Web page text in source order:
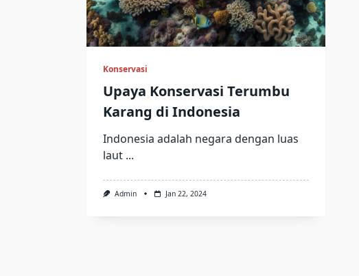
Konservasi
Upaya Konservasi Terumbu
Karang di Indonesia
Indonesia adalah negara dengan luas
laut ...
Admin Jan 22, 2024